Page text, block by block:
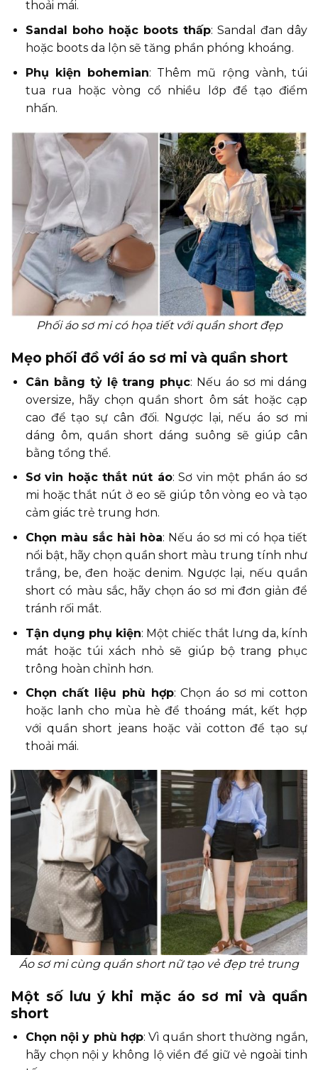
thoải mái.
Sandal boho hoặc boots thấp: Sandal đan dây
hoặc boots da lộn sẽ tăng phần phóng khoáng.
Phụ kiện bohemian: Thêm mũ rộng vành, túi
tua rua hoặc vòng cổ nhiều lớp để tạo điểm
nhấn.
Phối áo sơ mi có họa tiết với quần short đẹp
Mẹo phối đồ với áo sơ mi và quần short
Cân bằng tỷ lệ trang phục: Nếu áo sơ mi dáng
oversize, hãy chọn quần short ôm sát hoặc cạp
cao để tạo sự cân đối. Ngược lại, nếu áo sơ mi
dáng ôm, quần short dáng suông sẽ giúp cân
bằng tổng thể.
Sơ vin hoặc thắt nút áo: Sơ vin một phần áo sơ
mi hoặc thắt nút ở eo sẽ giúp tôn vòng eo và tạo
cảm giác trẻ trung hơn.
Chọn màu sắc hài hòa: Nếu áo sơ mi có họa tiết
nổi bật, hãy chọn quần short màu trung tính như
trắng, be, đen hoặc denim. Ngược lại, nếu quần
short có màu sắc, hãy chọn áo sơ mi đơn giản để
tránh rối mắt.
Tận dụng phụ kiện: Một chiếc thắt lưng da, kính
mát hoặc túi xách nhỏ sẽ giúp bộ trang phục
trông hoàn chỉnh hơn.
Chọn chất liệu phù hợp: Chọn áo sơ mi cotton
hoặc lanh cho mùa hè để thoáng mát, kết hợp
với quần short jeans hoặc vải cotton để tạo sự
thoải mái.
Áo sơ mi cùng quần short nữ tạo vẻ đẹp trẻ trung
Một số lưu ý khi mặc áo sơ mi và quần
short
Chọn nội y phù hợp: Vì quần short thường ngắn,
hãy chọn nội y không lộ viền để giữ vẻ ngoài tinh